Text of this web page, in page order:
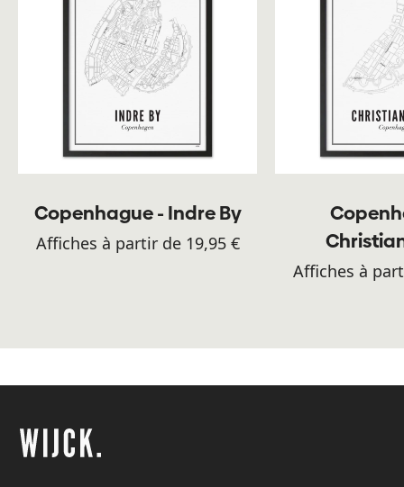
Copenhague - Indre By
Affiches à partir de 19,95 €
Affiches à